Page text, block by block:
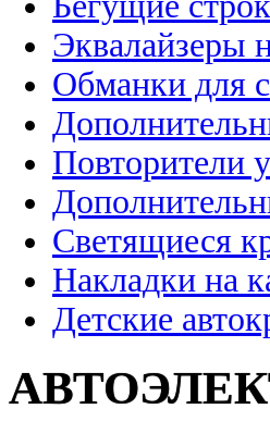
Эквалайзеры
Обманки для
Повторители
Светящиеся
Накладки на
Детские